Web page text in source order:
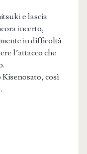
e lascia
incerto,
in difficoltà
l’attacco che
così